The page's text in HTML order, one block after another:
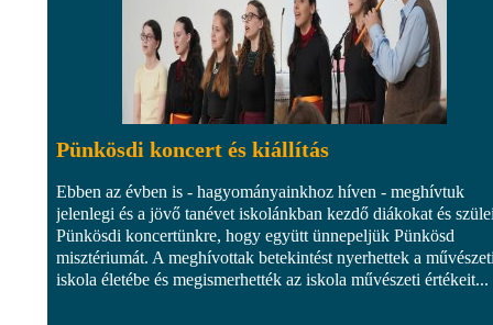
Pünkösdi koncert és kiállítás
Ebben az évben is - hagyományainkhoz híven - meghívtuk
jelenlegi és a jövő tanévet iskolánkban kezdő diákokat és
Pünkösdi koncertünkre, hogy együtt ünnepeljük Pünkösd
misztériumát. A meghívottak betekintést nyerhettek a
iskola életébe és megismerhették az iskola művészeti értékeit...